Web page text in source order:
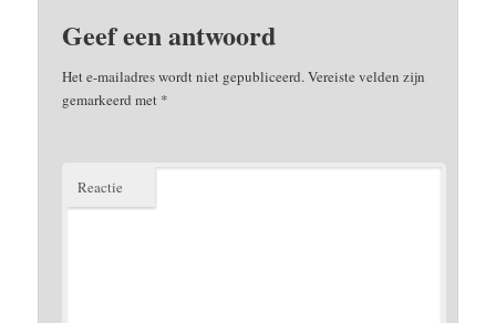
Geef een antwoord
Het e-mailadres wordt niet gepubliceerd.Vereiste velden zijn
gemarkeerd met *
Reactie